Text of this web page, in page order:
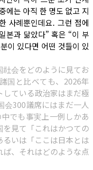
에는 아직 한 명도 없고 지
사례뿐인데요. 그런 점에
본과 닮았다” 혹은 “이 부
이 있다면 어떤 것들이 있
会をどのように見てお
国と比べても、2026年
ている政治家はまだ極
会300議席にはまだ一人
でも事実上一例しかあ
見て「これはかつての
いは「ここは日本とは
、それはどのような点